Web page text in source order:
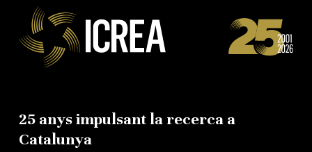
25 anys impulsant la recerca a
Catalunya